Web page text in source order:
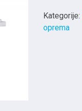
Kategorije:
oprema